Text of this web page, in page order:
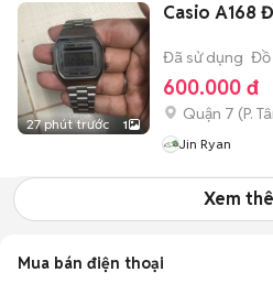
27 phút trước 1
Casio A168
Đã sử dụng Đồ
600.000 đ
Quận 7 (P.
Jin Ryan
Xem
Mua bán điện thoại